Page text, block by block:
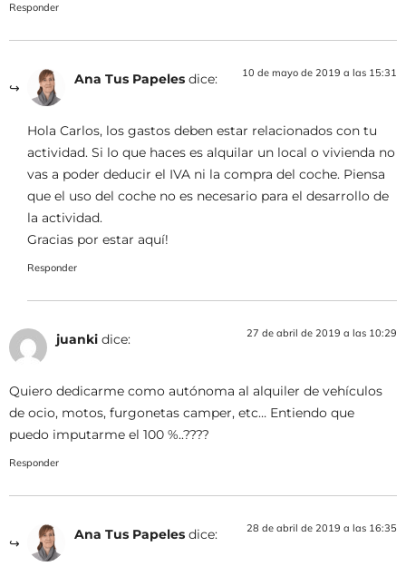
Responder
Ana Tus Papeles dice: 10 de mayo de 2019 a las 15:31
Hola Carlos, los gastos deben estar relacionados con tu
actividad. Si lo que haces es alquilar un local o vivienda no
vas a poder deducir el IVA ni la compra del coche. Piensa
que el uso del coche no es necesario para el desarrollo de
la actividad.
Gracias por estar aquí!
Responder
juanki dice: 27 de abril de 2019 a las 10:29
Quiero dedicarme como autónoma al alquiler de vehículos
de ocio, motos, furgonetas camper, etc… Entiendo que
puedo imputarme el 100 %..????
Responder
Ana Tus Papeles dice: 28 de abril de 2019 a las 16:35